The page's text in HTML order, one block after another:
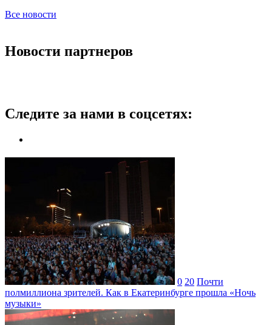
Все новости
Новости партнеров
Следите за нами в соцсетях:
0 20 Почти
полмиллиона зрителей. Как в Екатеринбурге прошла «Ночь
музыки»